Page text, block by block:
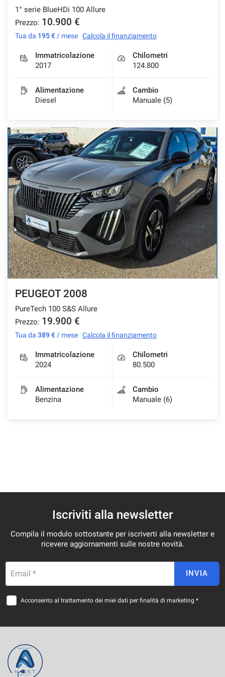
1° serie BlueHDi 100 Allure
Prezzo: 10.900 €
Tua da 195 € / mese Calcola il finanziamento
Immatricolazione
2017
Chilometri
124.800
Alimentazione
Diesel
Cambio
Manuale (5)
PEUGEOT 2008
PureTech 100 S&S Allure
Prezzo: 19.900 €
Tua da 389 € / mese Calcola il finanziamento
Immatricolazione
2024
Chilometri
80.500
Alimentazione
Benzina
Cambio
Manuale (6)
Iscriviti alla newsletter
Compila il modulo sottostante per iscriverti alla newsletter e
ricevere aggiornamenti sulle nostre novità.
Email * INVIA
Acconsento al trattamento dei miei dati per finalità di marketing *
Cookie per il miglioramento dell'esperienza utente
Cookie analitici
Cookie di marketing
Leggi
la
cookie
policy
Salva
le
impostazioni